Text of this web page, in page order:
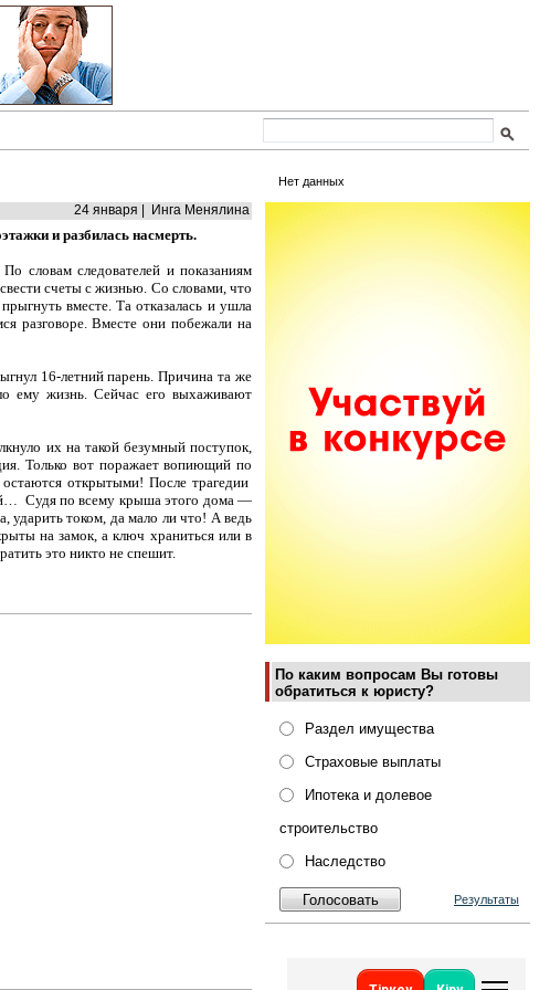
Нет данных
По каким вопросам Вы готовы
обратиться к юристу?
Раздел имущества
Страховые выплаты
Ипотека и долевое
строительство
Наследство
Результаты
24 января | Инга Менялина
и разбилась насмерть.
словам следователей и показаниям
счеты с жизнью. Со словами, что
вместе. Та отказалась и ушла
разговоре. Вместе они побежали на
16-летний парень. Причина та же
ему жизнь. Сейчас его выхаживают
их на такой безумный поступок,
Только вот поражает вопиющий по
открытыми! После трагедии
Судя по всему крыша этого дома —
ударить током, да мало ли что! А ведь
на замок, а ключ храниться или в
это никто не спешит.